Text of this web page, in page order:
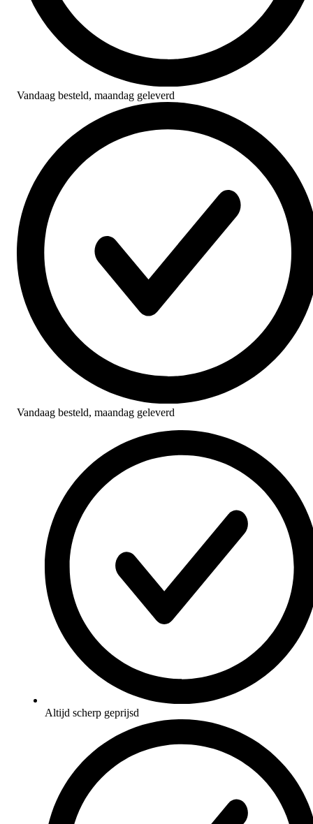
Vandaag besteld, maandag geleverd
Vandaag besteld, maandag geleverd
Altijd scherp geprijsd